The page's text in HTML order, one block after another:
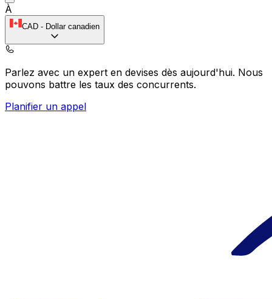
À
CAD - Dollar canadien
Parlez avec un expert en devises dès aujourd'hui. Nous
pouvons battre les taux des concurrents.
Planifier un appel